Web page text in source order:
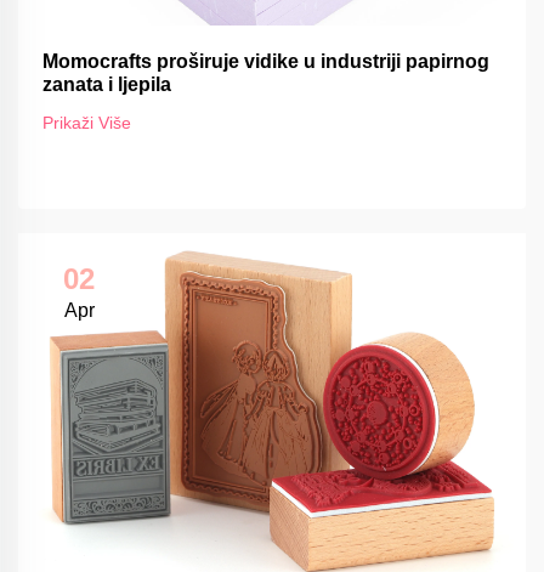
Momocrafts proširuje vidike u industriji papirnog
zanata i ljepila
Prikaži Više
02
Apr